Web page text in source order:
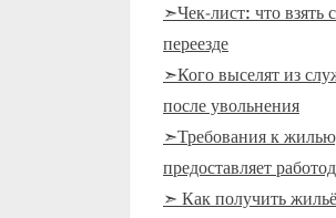
➣Чек-лист: что взять
переезде
➣Кого выселят из
после увольнения
➣Требования к
предоставляет
➣ Как получить жильё